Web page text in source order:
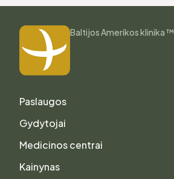
Baltijos Amerikos klinika ™
Paslaugos
Gydytojai
Medicinos centrai
Kainynas